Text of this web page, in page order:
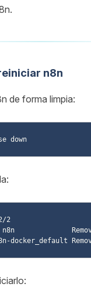
n8n
de forma limpia:
2